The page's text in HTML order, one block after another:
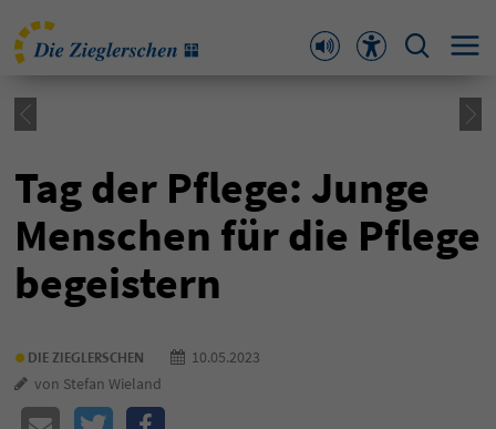
Tag der Pflege: Junge
Menschen für die Pflege
begeistern
• DIE ZIEGLERSCHEN
10.05.2023
von Stefan Wieland